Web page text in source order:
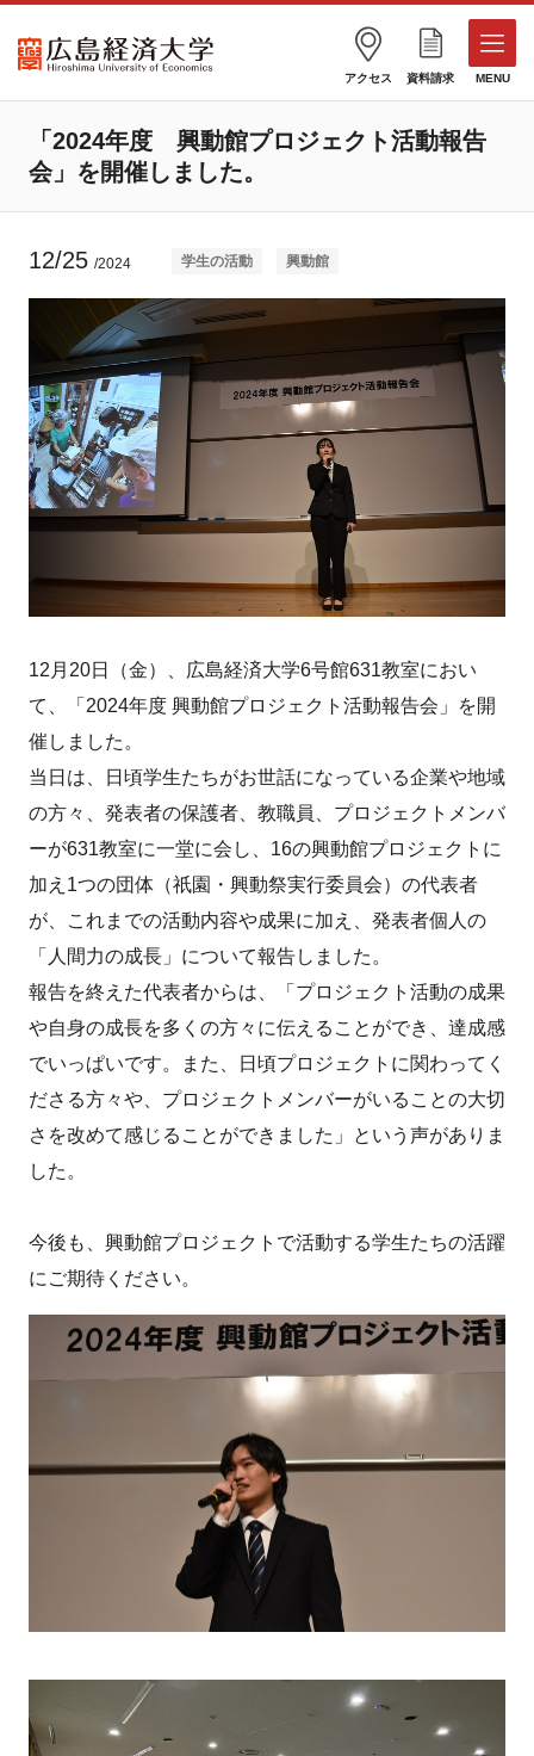
アクセス 資料請求 MENU
「2024年度 興動館プロジェクト活動報告
会」を開催しました。
12/25 /2024 学生の活動 興動館
12月20日（金）、広島経済大学6号館631教室におい
て、「2024年度 興動館プロジェクト活動報告会」を開
催しました。
当日は、日頃学生たちがお世話になっている企業や地域
の方々、発表者の保護者、教職員、プロジェクトメンバ
ーが631教室に一堂に会し、16の興動館プロジェクトに
加え1つの団体（祇園・興動祭実行委員会）の代表者
が、これまでの活動内容や成果に加え、発表者個人の
「人間力の成長」について報告しました。
報告を終えた代表者からは、「プロジェクト活動の成果
や自身の成長を多くの方々に伝えることができ、達成感
でいっぱいです。また、日頃プロジェクトに関わってく
ださる方々や、プロジェクトメンバーがいることの大切
さを改めて感じることができました」という声がありま
した。
今後も、興動館プロジェクトで活動する学生たちの活躍
にご期待ください。